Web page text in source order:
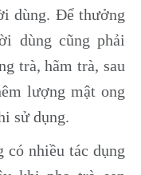
dùng. Để thưởng
dùng cũng phải
trà, hãm trà, sau
lượng mật ong
sử dụng.
có nhiều tác dụng